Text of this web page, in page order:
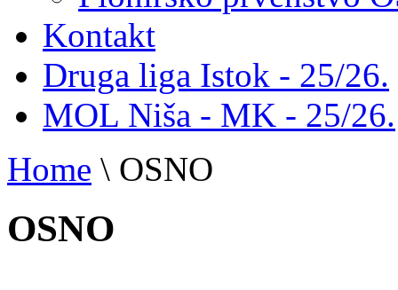
Kontakt
Druga liga Istok - 25/26.
MOL Niša - MK - 25/26.
Home \ OSNO
OSNO